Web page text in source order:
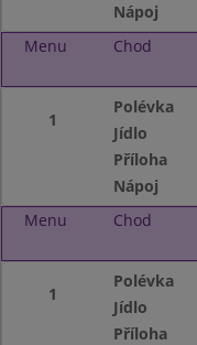
Nápoj
Menu
Chod
1
Polévka
Jídlo
Příloha
Nápoj
Menu
Chod
1
Polévka
Jídlo
Příloha